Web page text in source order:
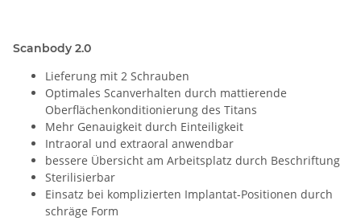
Scanbody 2.0
Lieferung mit 2 Schrauben
Optimales Scanverhalten durch mattierende
Oberflächenkonditionierung des Titans
Mehr Genauigkeit durch Einteiligkeit
Intraoral und extraoral anwendbar
bessere Übersicht am Arbeitsplatz durch Beschriftung
Sterilisierbar
Einsatz bei komplizierten Implantat-Positionen durch
schräge Form